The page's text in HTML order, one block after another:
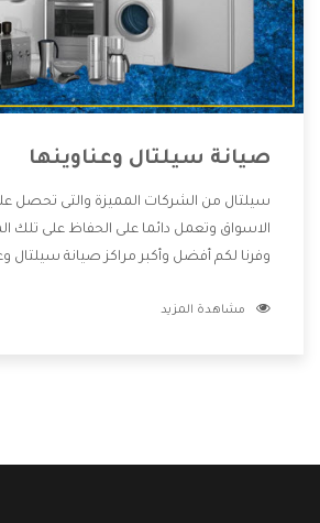
صيانة سيلتال وعناوينها
سيلتال من الشركات المميزة والتى تحصل
الاسواق وتعمل دائما على الحفاظ على تلك
وفرنا لكم أفضل وأكبر مراكز صيانة سيلتال
دون اى ازعاج كما أننا نهتم بكل ما يحتاجه
مشاهدة المزيد